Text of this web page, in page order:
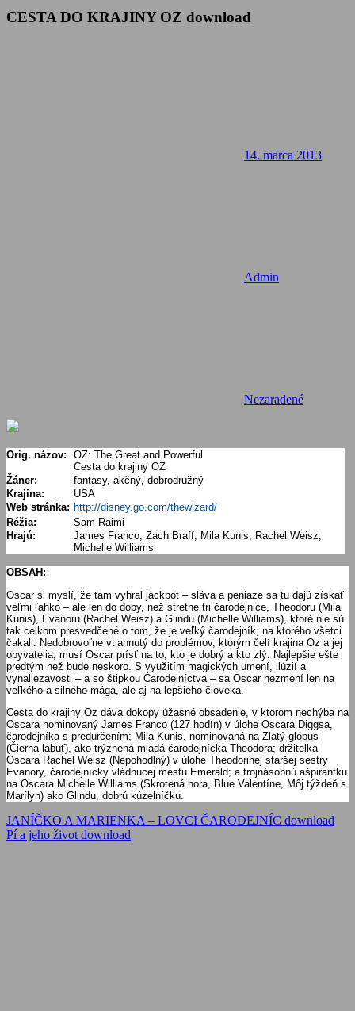
CESTA DO KRAJINY OZ download
14. marca 2013
Admin
Nezaradené
Orig. názov:
OZ: The Great and Powerful
Cesta do krajiny OZ
Žáner:
fantasy, akčný, dobrodružný
Krajina:
USA
Web stránka: http://disney.go.com/thewizard/
Réžia:
Sam Raimi
Hrajú:
James Franco, Zach Braff, Mila Kunis, Rachel Weisz,
Michelle Williams
OBSAH:
Oscar si myslí, že tam vyhral jackpot – sláva a peniaze sa tu dajú získať
veľmi ľahko – ale len do doby, než stretne tri čarodejnice, Theodoru (Mila
Kunis), Evanoru (Rachel Weisz) a Glindu (Michelle Williams), ktoré nie sú
tak celkom presvedčené o tom, že je veľký čarodejník, na ktorého všetci
čakali. Nedobrovoľne vtiahnutý do problémov, ktorým čelí krajina Oz a jej
obyvatelia, musí Oscar prísť na to, kto je dobrý a kto zlý. Najlepšie ešte
predtým než bude neskoro. S využitím magických umení, ilúzií a
vynaliezavosti – a so štipkou Čarodejníctva – sa Oscar nezmení len na
veľkého a silného mága, ale aj na lepšieho človeka.
Cesta do krajiny Oz dáva dokopy úžasné obsadenie, v ktorom nechýba na
Oscara nominovaný James Franco (127 hodín) v úlohe Oscara Diggsa,
čarodejníka s predurčením; Mila Kunis, nominovaná na Zlatý glóbus
(Čierna labuť), ako trýznená mladá čarodejnícka Theodora; držitelka
Oscara Rachel Weisz (Nepohodlný) v úlohe Theodorinej staršej sestry
Evanory, čarodejnícky vládnucej mestu Emerald; a trojnásobnú ašpirantku
na Oscara Michelle Williams (Skrotená hora, Blue Valentíne, Môj týždeň s
Marílyn) ako Glindu, dobrú kúzelníčku.
Navigácia
v
Previous
Post:
JANÍČKO A MARIENKA – LOVCI ČARODEJNÍC download
Next
Pí a jeho život download